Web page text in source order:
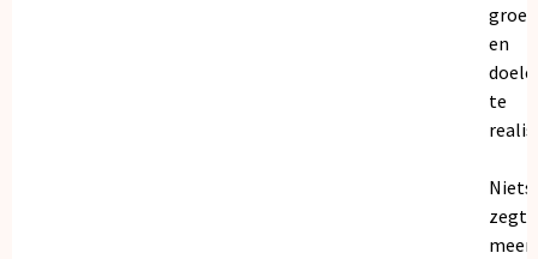
en
te
Niets
zegt
meer